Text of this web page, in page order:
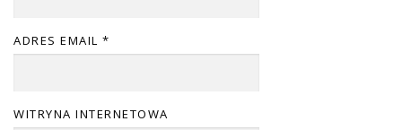
ADRES EMAIL *
WITRYNA INTERNETOWA